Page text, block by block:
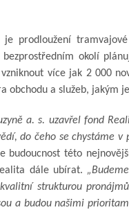
prodloužení
okolí
více jak 2 000
a služeb, jakým je
a. s. uzavřel fond
do čeho se chystáme v
budoucnost této
dále ubírat.
strukturou
a budou našimi